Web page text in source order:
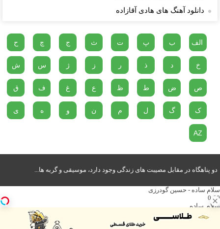
دانلود آهنگ های هادی آقازاده
الف ب پ ت ث ج چ ح
خ د ذ ر ز ژ س ش
ص ض ط ظ ع غ ف ق
ک گ ل م ن و ه ی
AZ
دو پناهگاه در مقابل مصیبت های زندگی وجود دارد، موسیقی و گربه ها...
سلام ساده - حسین گودرزی
0:00
سلام ساده
حسین گودرزی